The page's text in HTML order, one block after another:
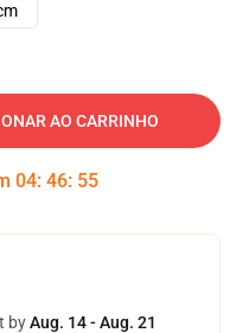
AO CARRINHO
04: 46: 54
byAug. 14 - Aug. 21